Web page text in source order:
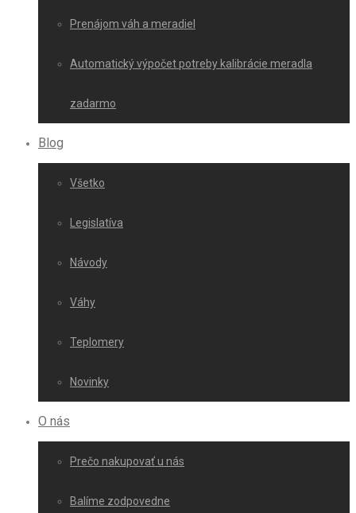
Prenájom váh a meradiel
Automatický výpočet potreby kalibrácie meradla
zadarmo
Blog
Všetko
Legislatíva
Návody
Váhy
Teplomery
Novinky
O nás
Prečo nakupovať u nás
Balíme zodpovedne